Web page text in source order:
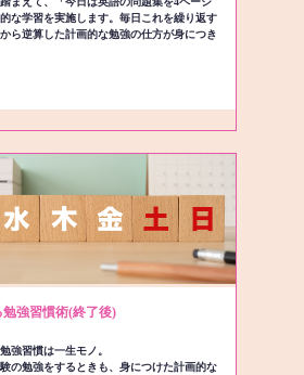
な学習を実施します。毎日これを繰り返す
ら逆算した計画的な勉強の仕方が身につき
強習慣術(終了後)
強習慣は一生モノ。
の勉強をするときも、身につけた計画的な